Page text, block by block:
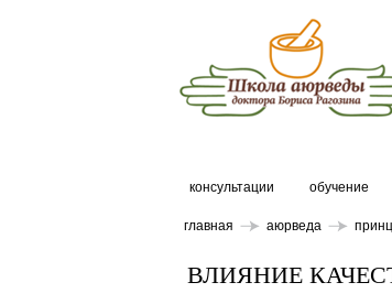
консультации обучение
главная аюрведа
ВЛИЯНИЕ